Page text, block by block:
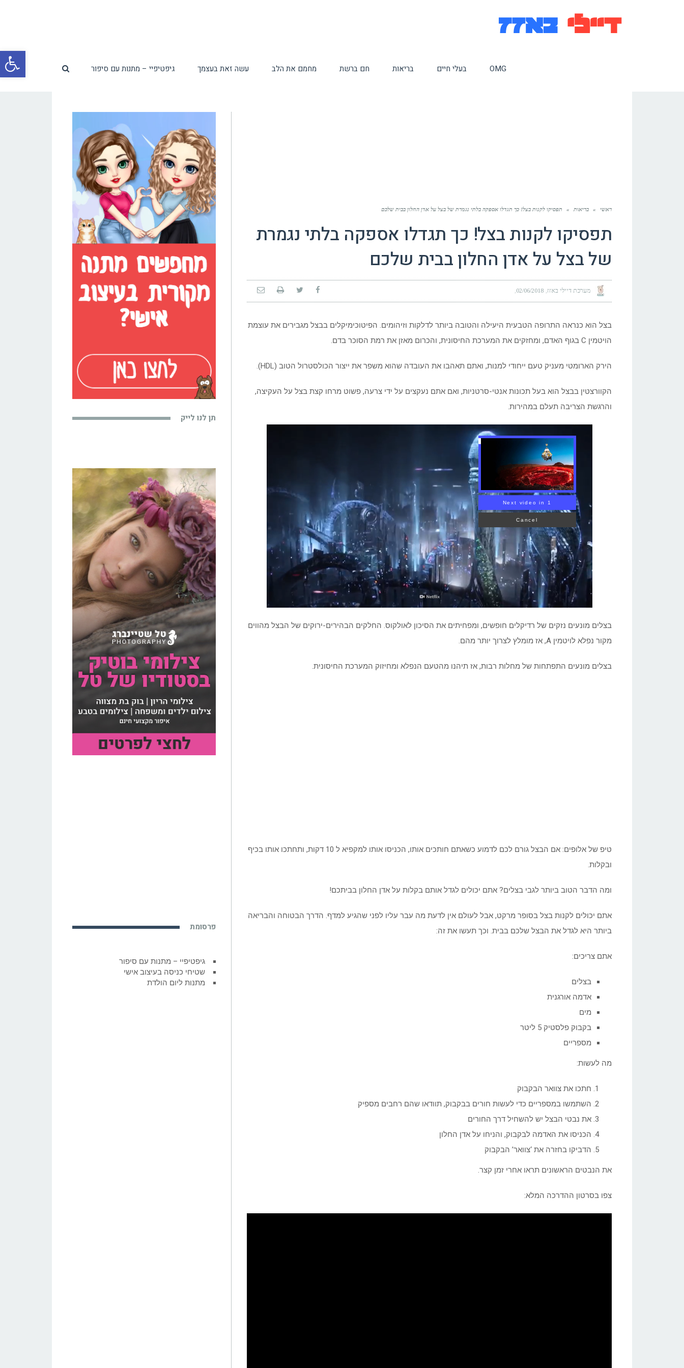
OMG בעלי חיים בריאות חם ברשת מחמם את הלב עשה זאת בעצמך גיפטיפיי – מתנות עם סיפור
ראשי » בריאות » תפסיקו לקנות בצל! כך תגדלו אספקה בלתי נגמרת של בצל על אדן החלון בבית שלכם
תפסיקו לקנות בצל! כך תגדלו אספקה בלתי נגמרת
של בצל על אדן החלון בבית שלכם
מערכת דיילי באזז 02/06/2018
בצל הוא כנראה התרופה הטבעית היעילה והטובה ביותר לדלקות וזיהומים. הפיטוכימיקלים בבצל מגבירים את עוצמת
הויטמין C בגוף האדם, ומחזקים את המערכת החיסונית, והכרום מאזן את רמת הסוכר בדם.
הירק הארומטי מעניק טעם ייחודי למנות, ואתם תאהבו את העובדה שהוא משפר את ייצור הכולסטרול הטוב (HDL).
הקוורצטין בבצל הוא בעל תכונות אנטי-סרטניות, ואם אתם נעקצים על ידי צרעה, פשוט מרחו קצת בצל על העקיצה,
והרגשת הצריבה תעלם במהירות.
00:00 What If We Dumped Our Trash Into Volcanoes?
בצלים מונעים נזקים של רדיקלים חופשים, ומפחיתים את הסיכון לאולקוס. החלקים הבהירים-ירוקים של הבצל מהווים
מקור נפלא לויטמין A, אז מומלץ לצרוך יותר מהם.
בצלים מונעים התפתחות של מחלות רבות, אז תיהנו מהטעם הנפלא ומחיזוק המערכת החיסונית.
טיפ של אלופים: אם הבצל גורם לכם לדמוע כשאתם חותכים אותו, הכניסו אותו למקפיא ל 10 דקות, ותחתכו אותו בכיף
ובקלות.
ומה הדבר הטוב ביותר לגבי בצלים? אתם יכולים לגדל אותם בקלות על אדן החלון בביתכם!
אתם יכולים לקנות בצל בסופר מרקט, אבל לעולם אין לדעת מה עבר עליו לפני שהגיע למדף. הדרך הבטוחה והבריאה
ביותר היא לגדל את הבצל שלכם בבית. וכך תעשו את זה:
אתם צריכים:
בצלים
אדמה אורגנית
מים
בקבוק פלסטיק 5 ליטר
מספריים
מה לעשות:
חתכו את צוואר הבקבוק
השתמשו במספריים כדי לעשות חורים בבקבוק, תוודאו שהם רחבים מספיק
את נבטי הבצל יש להשחיל דרך החורים
הכניסו את האדמה לבקבוק, והניחו על אדן החלון
הדביקו בחזרה את ‘צוואר’ הבקבוק
את הנבטים הראשונים תראו אחרי זמן קצר.
צפו בסרטון ההדרכה המלא:
תן לנו לייק
פרסומת
גיפטיפיי – מתנות עם סיפור
שטיחי כניסה בעיצוב אישי
מתנות ליום הולדת